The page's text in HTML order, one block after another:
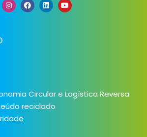
Circular e Logística Reversa
reciclado